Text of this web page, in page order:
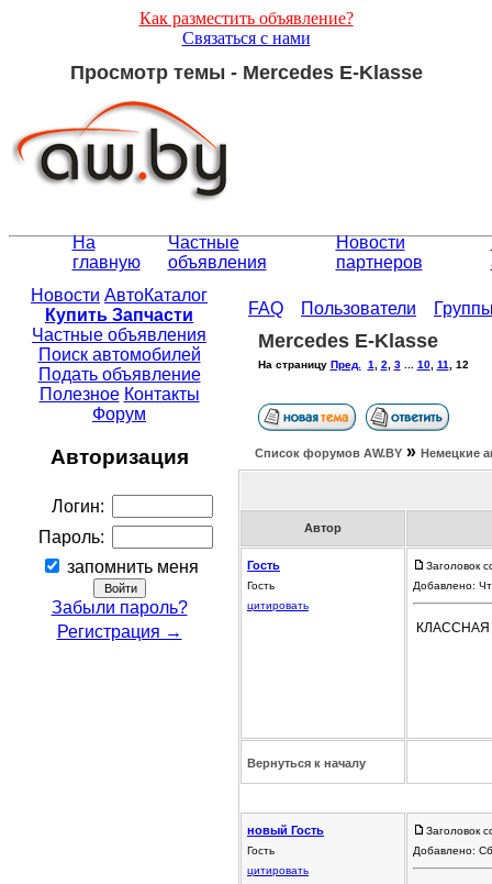
Как разместить объявление?
Связаться с нами
Просмотр темы - Mercedes E-Klasse
На
главную
Частные
объявления
Новости
партнеров
Новости АвтоКаталог
Купить Запчасти
Частные объявления
Поиск автомобилей
Подать объявление
Полезное Контакты
Форум
Авторизация
Логин:
Пароль:
запомнить меня
Забыли пароль?
Регистрация →
FAQ Пользователи
Mercedes E-Klasse
На страницу Пред. 1 2 3... 10, 11 12
Список форумов АW.BY » Немецкие
Автор
Гость
Гость
цитировать
Заголовок
Добавлено:
Вернуться к началу
новый Гость
Гость
цитировать
Заголовок
Добавлено: